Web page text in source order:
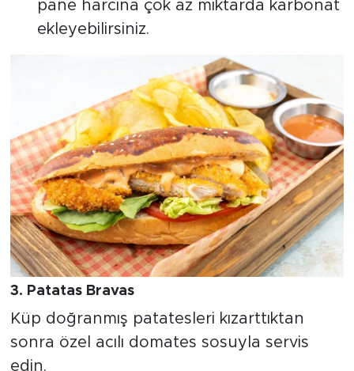
pane harcına çok az miktarda karbonat
ekleyebilirsiniz.
3. Patatas Bravas
Küp doğranmış patatesleri kızarttıktan
sonra özel acılı domates sosuyla servis
edin.